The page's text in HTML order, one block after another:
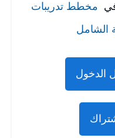
في مخطط تدريبات
الشامل
الدخول